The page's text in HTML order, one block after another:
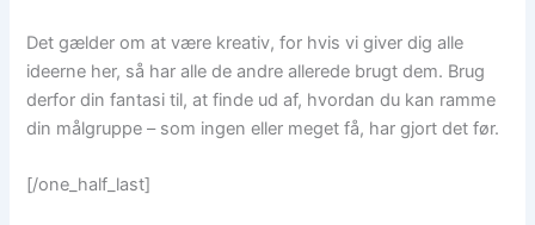
Det gælder om at være kreativ, for hvis vi giver dig alle
ideerne her, så har alle de andre allerede brugt dem. Brug
derfor din fantasi til, at finde ud af, hvordan du kan ramme
din målgruppe – som ingen eller meget få, har gjort det før.
[/one_half_last]